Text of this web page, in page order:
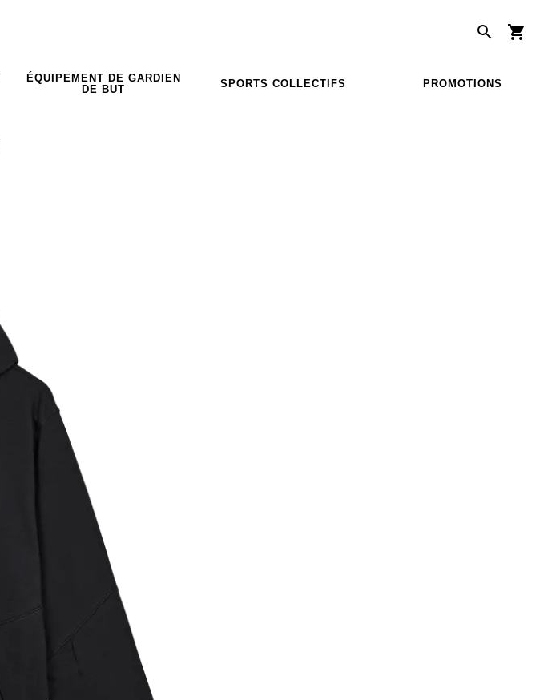
ÉQUIPEMENT DE GARDIEN
DE BUT
SPORTS COLLECTIFS PROMOTIONS